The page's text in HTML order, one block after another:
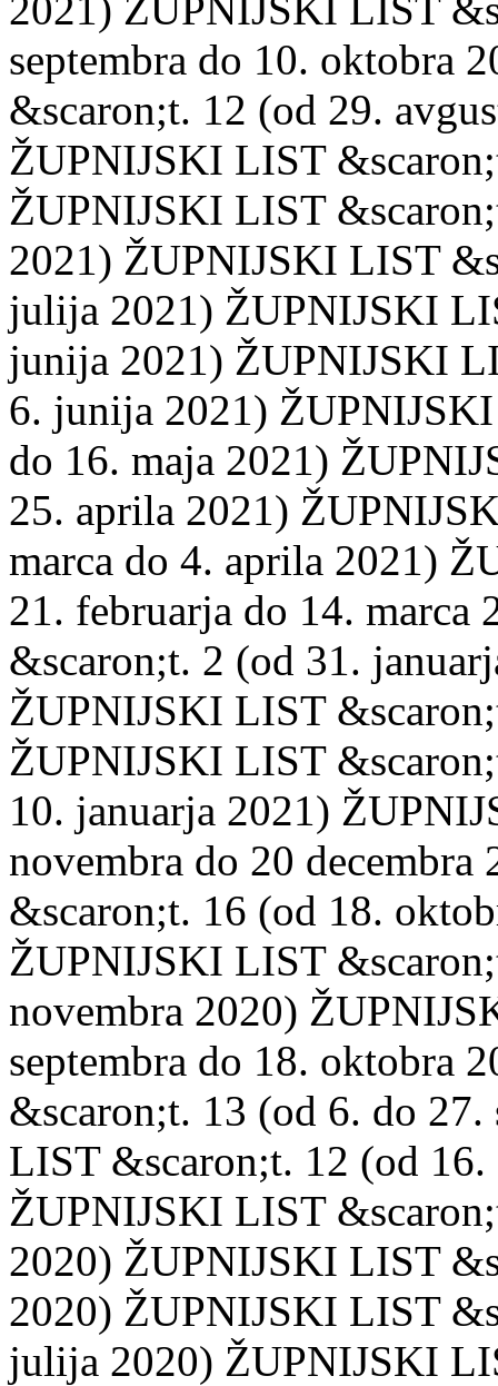
septembra do 10. oktobra
&scaron;t. 12 (od 29.
ŽUPNIJSKI LIST
ŽUPNIJSKI LIST
2021) ŽUPNIJSKI LIST
julija 2021) ŽUPNIJSKI
junija 2021) ŽUPNIJSKI
6. junija 2021)
do 16. maja 2021)
25. aprila 2021)
marca do 4. aprila 2021)
21. februarja do 14.
&scaron;t. 2 (od 31.
ŽUPNIJSKI LIST
ŽUPNIJSKI LIST
10. januarja 2021)
novembra do 20
&scaron;t. 16 (od 18.
ŽUPNIJSKI LIST
novembra 2020)
septembra do 18. oktobra
&scaron;t. 13 (od 6. do
LIST &scaron;t. 12 (od 16.
ŽUPNIJSKI LIST
2020) ŽUPNIJSKI LIST
2020) ŽUPNIJSKI LIST
julija 2020) ŽUPNIJSKI